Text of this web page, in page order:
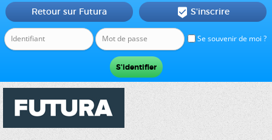
Se souvenir de moi ?
Retour sur Futura  S'inscrire